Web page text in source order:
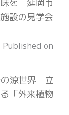
設の見学会
Published on
の涼世界 立
「外来植物